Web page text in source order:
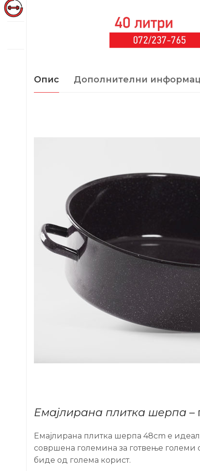
Опис Дополнителни
Емајлирана плитка шерпа –
Емајлирана плитка шерпа 48cm е
совршена големина за готвење големи
биде од голема корист.